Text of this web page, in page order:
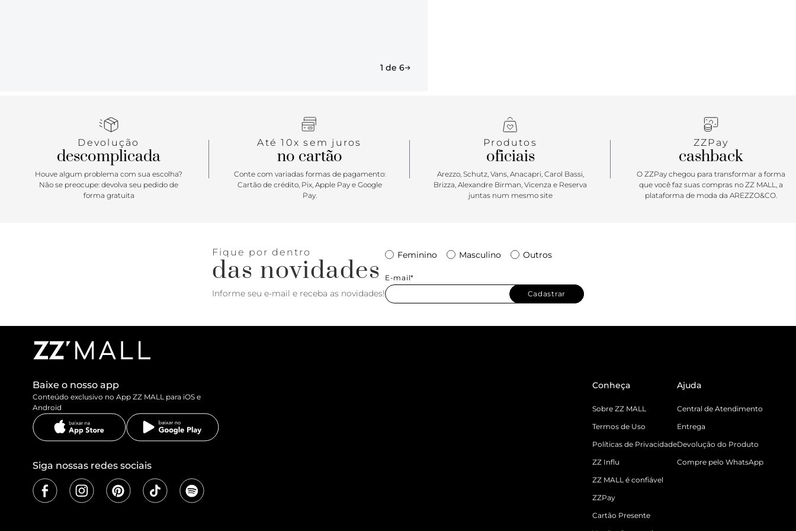
1 de 6
Devolução
descomplicada
Houve algum problema com sua escolha?
Não se preocupe: devolva seu pedido de
forma gratuita
Até 10x sem juros
no cartão
Conte com variadas formas de pagamento:
Cartão de crédito, Pix, Apple Pay e Google
Pay.
Produtos
oficiais
Arezzo, Schutz, Vans, Anacapri, Carol Bassi,
Brizza, Alexandre Birman, Vicenza e Reserva
juntas num mesmo site
ZZPay
cashback
O ZZPay chegou para transformar a forma
que você faz suas compras no ZZ MALL, a
plataforma de moda da AREZZO&CO.
Fique por dentro
das novidades
Informe seu e-mail e receba as novidades!
Feminino Masculino Outros
E-mail*
Cadastrar
Baixe o nosso app
Conteúdo exclusivo no App ZZ MALL para iOS e
Android
Siga nossas redes sociais
Conheça
Sobre ZZ MALL
Termos de Uso
Políticas de Privacidade
ZZ Influ
ZZ MALL é confiável
ZZPay
Cartão Presente
Ajuda
Central de Atendimento
Entrega
Devolução do Produto
Compre pelo WhatsApp